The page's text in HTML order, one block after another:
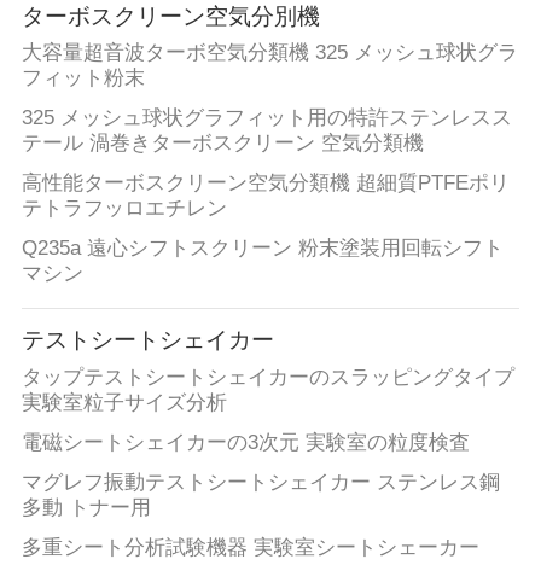
い
地
図
PRIVACY
POLICY
ターボスクリーン空気分別機
大容量超音波ターボ空気分類機 325 メッシュ球状グラ
フィット粉末
325 メッシュ球状グラフィット用の特許ステンレスス
テール 渦巻きターボスクリーン 空気分類機
高性能ターボスクリーン空気分類機 超細質PTFEポリ
テトラフッロエチレン
Q235a 遠心シフトスクリーン 粉末塗装用回転シフト
マシン
テストシートシェイカー
タップテストシートシェイカーのスラッピングタイプ
実験室粒子サイズ分析
電磁シートシェイカーの3次元 実験室の粒度検査
マグレフ振動テストシートシェイカー ステンレス鋼
多動 トナー用
多重シート分析試験機器 実験室シートシェーカー